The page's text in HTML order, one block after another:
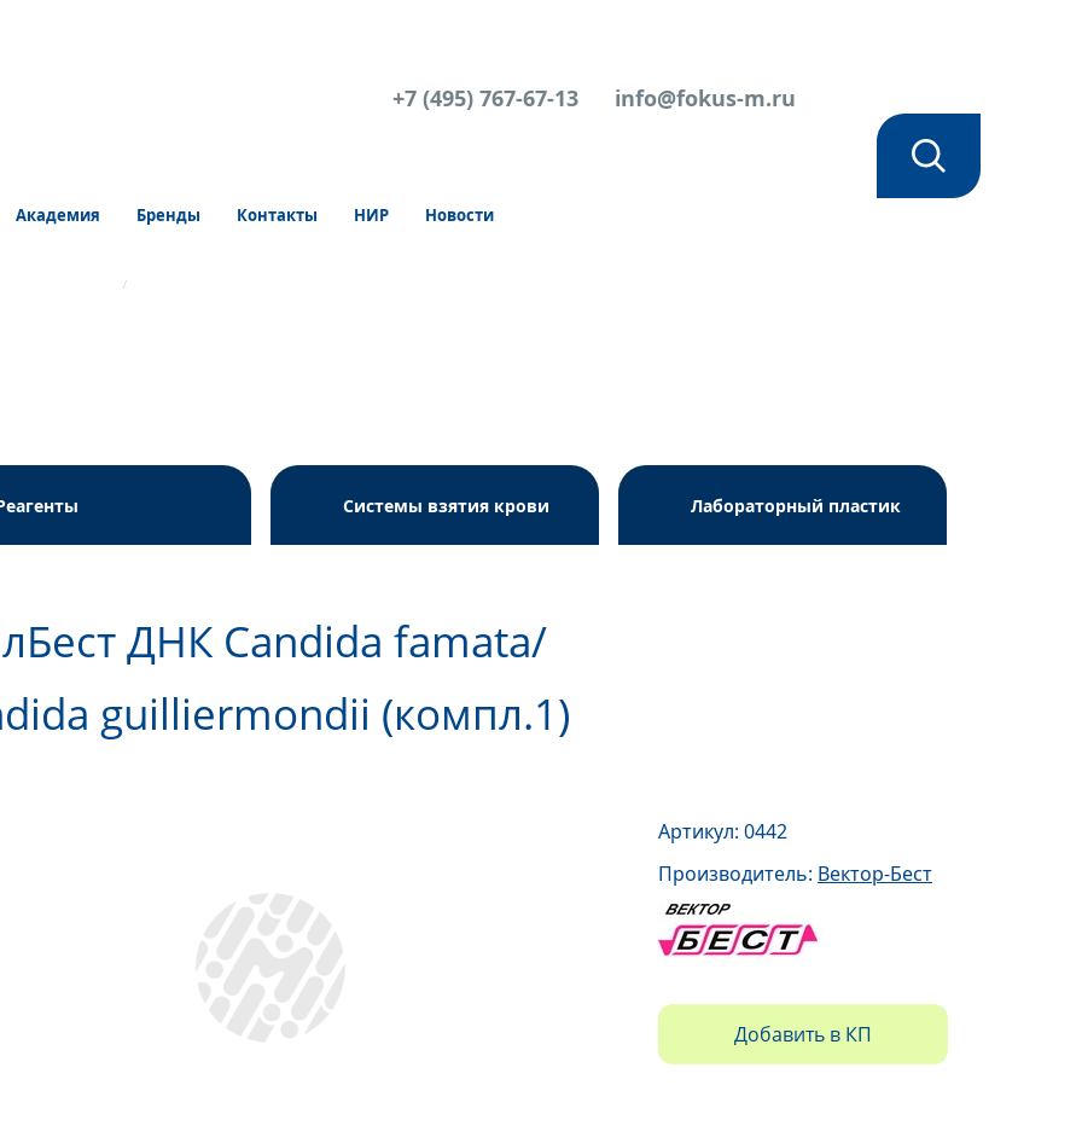
+7 (495) 767-67-13 info@fokus-m.ru
Академия Бренды Контакты НИР Новости
Системы взятия крови Лабораторный пластик
ДНК Сandida famata/
guilliermondii (компл.1)
Артикул: 0442
Производитель: Вектор-Бест
Добавить в КП